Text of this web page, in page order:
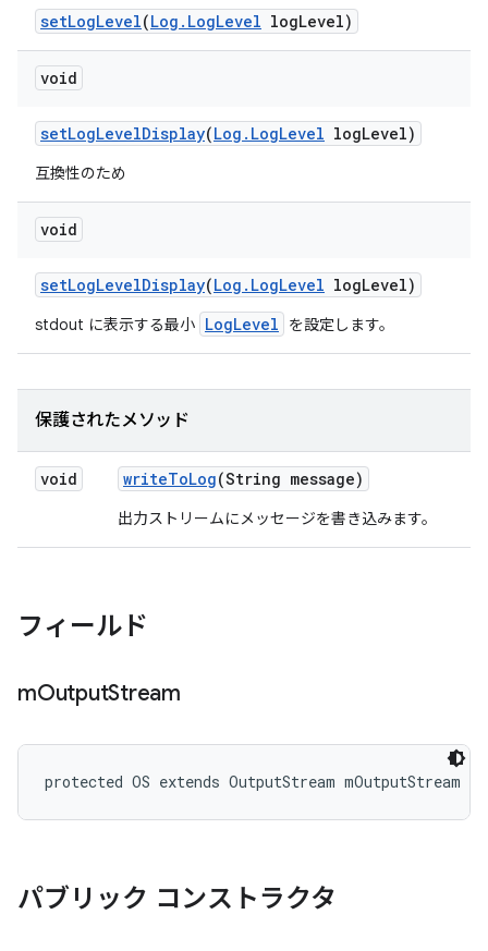
setLogLevel(Log . LogLevel logLevel)
void
setLogLevelDisplay(Log . LogLevel logLevel)
互換性のため
void
setLogLevelDisplay(Log . LogLevel logLevel)
stdout に表示する最小 LogLevel を設定します。
保護されたメソッド
void writeToLog(String message)
出力ストリームにメッセージを書き込みます。
フィールド
mOutputStream
protected OS extends OutputStream mOutputStream
パブリック コンストラクタ